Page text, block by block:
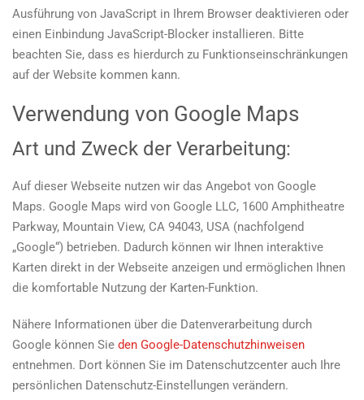
Ausführung von JavaScript in Ihrem Browser deaktivieren oder
einen Einbindung JavaScript-Blocker installieren. Bitte
beachten Sie, dass es hierdurch zu Funktionseinschränkungen
auf der Website kommen kann.
Verwendung von Google Maps
Art und Zweck der Verarbeitung:
Auf dieser Webseite nutzen wir das Angebot von Google
Maps. Google Maps wird von Google LLC, 1600 Amphitheatre
Parkway, Mountain View, CA 94043, USA (nachfolgend
„Google“) betrieben. Dadurch können wir Ihnen interaktive
Karten direkt in der Webseite anzeigen und ermöglichen Ihnen
die komfortable Nutzung der Karten-Funktion.
Nähere Informationen über die Datenverarbeitung durch
Google können Sie den Google-Datenschutzhinweisen
entnehmen. Dort können Sie im Datenschutzcenter auch Ihre
persönlichen Datenschutz-Einstellungen verändern.